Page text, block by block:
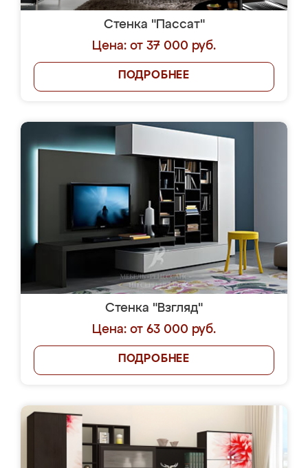
Стенка "Пассат"
Цена: от 37 000 руб.
ПОДРОБНЕЕ
Стенка "Взгляд"
Цена: от 63 000 руб.
ПОДРОБНЕЕ